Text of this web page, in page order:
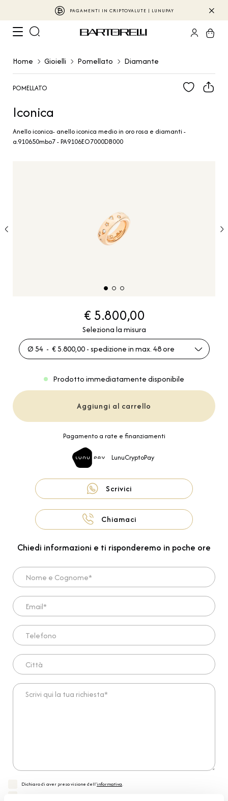
PAGAMENTI IN CRIPTOVALUTE | LUNUPAY
Home Gioielli Pomellato Diamante
POMELLATO
Iconica
Anello iconica- anello iconica medio in oro rosa e diamanti -
a.910650mbo7 - PA9106EO7000DB000
€ 5.800,00
Seleziona la misura
Ø 54 - € 5.800,00 - spedizione in max. 48 ore
Prodotto immediatamente disponibile
Aggiungi al carrello
Pagamento a rate e finanziamenti
LunuCryptoPay
Scrivici
Chiamaci
Chiedi informazioni e ti risponderemo in poche ore
Nome e Cognome*
Email*
Telefono
Città
Scrivi qui la tua richiesta*
Dichiaro di aver preso visione dell'informativa.